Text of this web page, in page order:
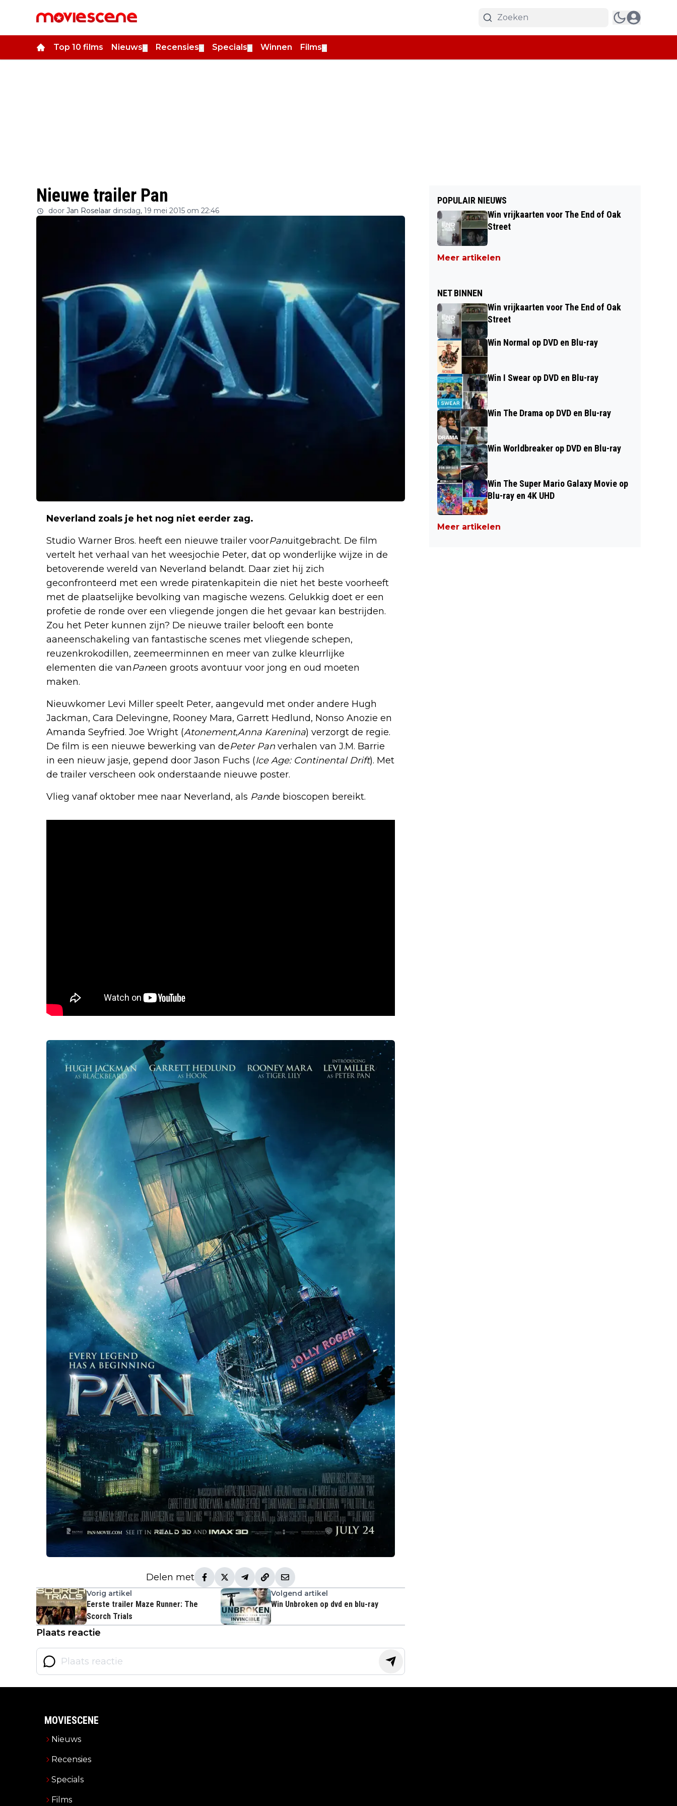
Top 10 films Nieuws Recensies Specials Winnen Films
Nieuwe trailer Pan
door Jan Roselaar dinsdag, 19 mei 2015 om 22:46
Neverland zoals je het nog niet eerder zag.
Studio Warner Bros. heeft een nieuwe trailer voorPanuitgebracht. De film
vertelt het verhaal van het weesjochie Peter, dat op wonderlijke wijze in de
betoverende wereld van Neverland belandt. Daar ziet hij zich
geconfronteerd met een wrede piratenkapitein die niet het beste voorheeft
met de plaatselijke bevolking van magische wezens. Gelukkig doet er een
profetie de ronde over een vliegende jongen die het gevaar kan bestrijden.
Zou het Peter kunnen zijn? De nieuwe trailer belooft een bonte
aaneenschakeling van fantastische scenes met vliegende schepen,
reuzenkrokodillen, zeemeerminnen en meer van zulke kleurrlijke
elementen die vanPaneen groots avontuur voor jong en oud moeten
maken.
Nieuwkomer Levi Miller speelt Peter, aangevuld met onder andere Hugh
Jackman, Cara Delevingne, Rooney Mara, Garrett Hedlund, Nonso Anozie en
Amanda Seyfried. Joe Wright (Atonement,Anna Karenina) verzorgt de regie.
De film is een nieuwe bewerking van dePeter Pan verhalen van J.M. Barrie
in een nieuw jasje, gepend door Jason Fuchs (Ice Age: Continental Drift). Met
de trailer verscheen ook onderstaande nieuwe poster.
Vlieg vanaf oktober mee naar Neverland, als Pande bioscopen bereikt.
Delen met
Vorig artikel
Eerste trailer Maze Runner: The
Scorch Trials
Volgend artikel
Win Unbroken op dvd en blu-ray
Plaats reactie
POPULAIR NIEUWS
Win vrijkaarten voor The End of Oak
Street
Meer artikelen
NET BINNEN
Win vrijkaarten voor The End of Oak
Street
Win Normal op DVD en Blu-ray
Win I Swear op DVD en Blu-ray
Win The Drama op DVD en Blu-ray
Win Worldbreaker op DVD en Blu-ray
Win The Super Mario Galaxy Movie op
Blu-ray en 4K UHD
Meer artikelen
MOVIESCENE
Nieuws
Recensies
Specials
Films